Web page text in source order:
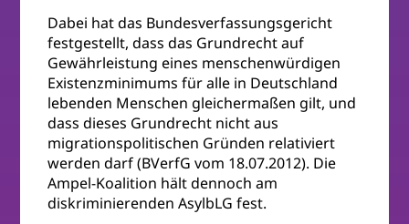
Dabei hat das Bundesverfassungsgericht
festgestellt, dass das Grundrecht auf
Gewährleistung eines menschenwürdigen
Existenzminimums für alle in Deutschland
lebenden Menschen gleichermaßen gilt, und
dass dieses Grundrecht nicht aus
migrationspolitischen Gründen relativiert
werden darf (BVerfG vom 18.07.2012). Die
Ampel-Koalition hält dennoch am
diskriminierenden AsylbLG fest.